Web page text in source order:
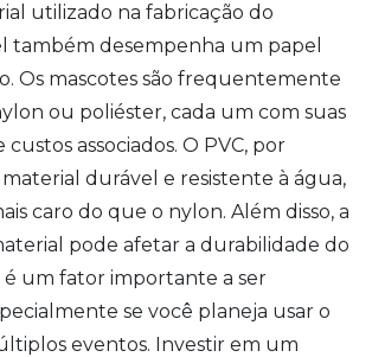
utilizado na fabricação do
também desempenha um papel
Os mascotes são frequentemente
ou poliéster, cada um com suas
associados. O PVC, por
durável e resistente à água,
caro do que o nylon. Além disso, a
pode afetar a durabilidade do
é um fator importante a ser
se você planeja usar o
eventos. Investir em um